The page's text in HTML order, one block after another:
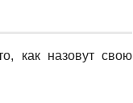
как назовут свою